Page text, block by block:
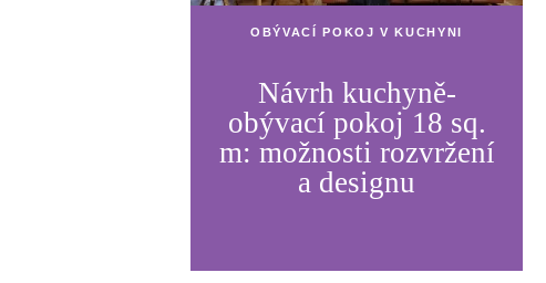
OBÝVACÍ POKOJ V KUCHYNI
Návrh kuchyně-
obývací pokoj 18 sq.
m: možnosti rozvržení
a designu